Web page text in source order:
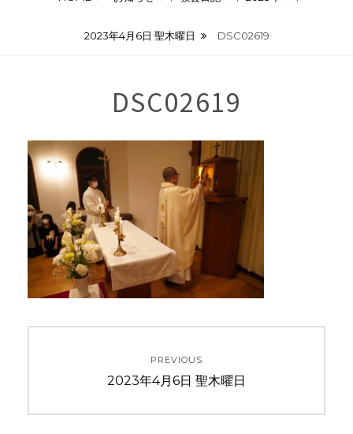
2023年4月6日 聖木曜日 DSC02619
DSC02619
ナ
PREVIOUS
Previous
2023年4月6日 聖木曜日